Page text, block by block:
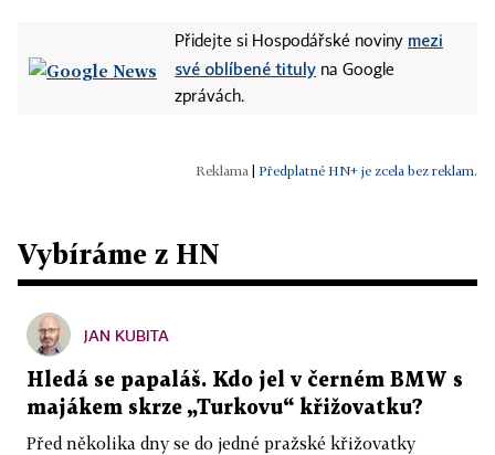
Přidejte si Hospodářské noviny mezi
své oblíbené tituly na Google
zprávách.
Předplatné HN+ je zcela bez reklam.
Vybíráme z HN
JAN KUBITA
Hledá se papaláš. Kdo jel v černém BMW s
majákem skrze „Turkovu“ křižovatku?
Před několika dny se do jedné pražské křižovatky